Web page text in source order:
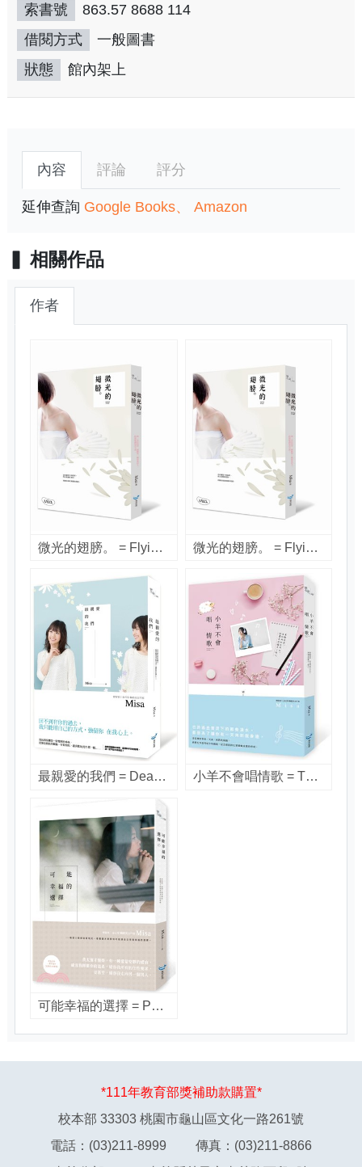
索書號
863.57 8688 114
借閱方式
一般圖書
狀態
館內架上
內容 評論 評分
延伸查詢 Google Books Amazon
相關作品
作者
微光的翅膀。 = Flying wings / Misa著 微光的翅膀。 = Flying wings / Misa著
最親愛的我們 = Dearest us / Misa著 小羊不會唱情歌 = The lamb can't sing love song. / Misa著
可能幸福的選擇 = Possible happiness choice / Misa著
*111年教育部獎補助款購置*
校本部 33303 桃園市龜山區文化一路261號
電話：(03)211-8999 傳真：(03)211-8866